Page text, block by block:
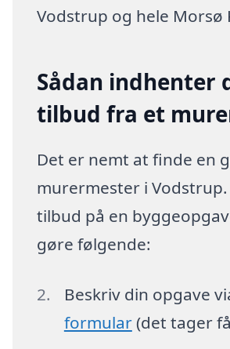
Vodstrup og hele Morsø
Sådan indhenter
tilbud fra et
Det er nemt at finde en
murermester i Vodstrup.
tilbud på en
gøre følgende:
Beskriv din opgave
formular(det tager